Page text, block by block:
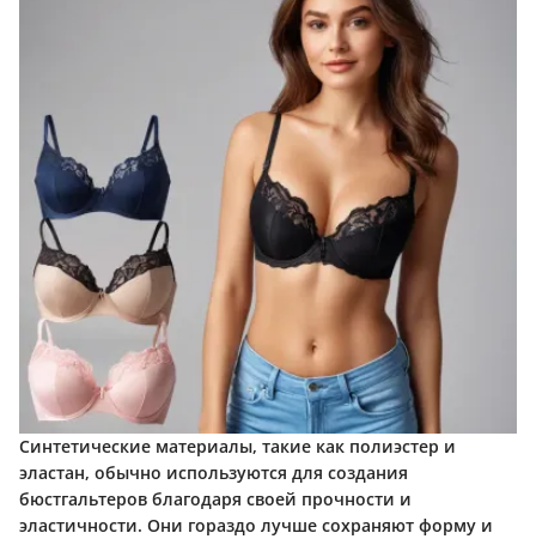
Синтетические материалы, такие как полиэстер и
эластан, обычно используются для создания
бюстгальтеров благодаря своей прочности и
эластичности. Они гораздо лучше сохраняют форму и